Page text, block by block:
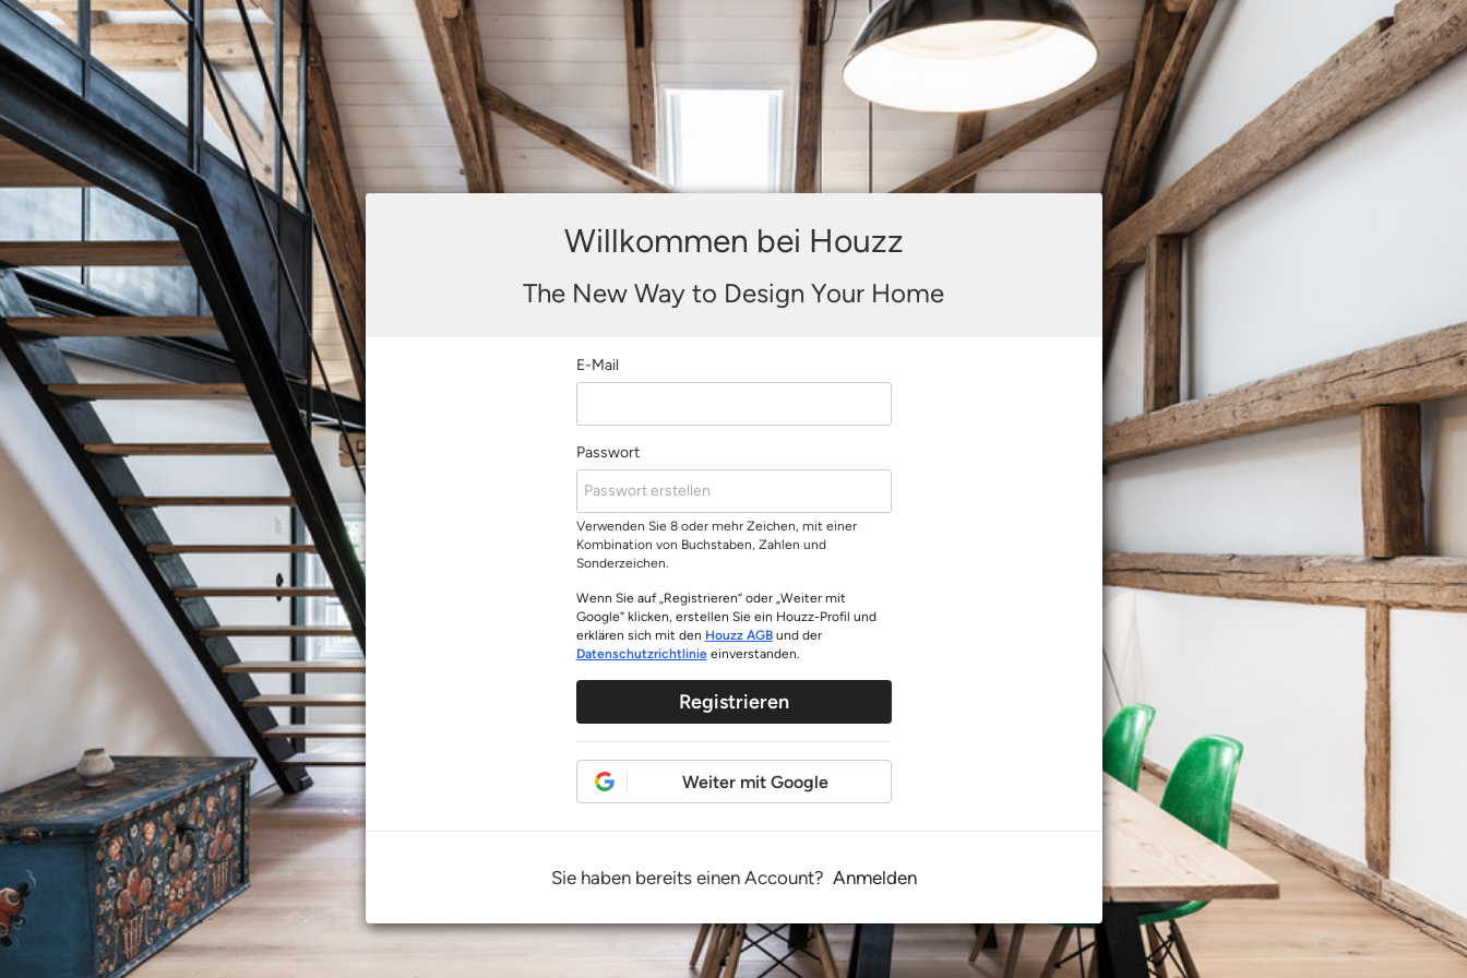
Willkommen bei Houzz
The New Way to Design Your Home
E-Mail
Passwort
Verwenden Sie 8 oder mehr Zeichen, mit einer
Kombination von Buchstaben, Zahlen und
Sonderzeichen.
Wenn Sie auf „Registrieren“ oder „Weiter mit
Google“ klicken, erstellen Sie ein Houzz-Profil und
erklären sich mit den Houzz AGBund der
Datenschutzrichtlinieeinverstanden.
Registrieren
Weiter mit Google
Sie haben bereits einen Account? Anmelden